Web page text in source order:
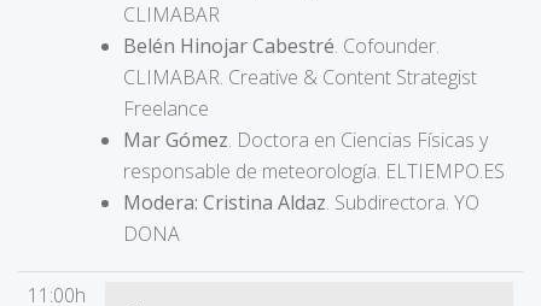
CLIMABAR
Belén Hinojar Cabestré. Cofounder.
CLIMABAR. Creative & Content Strategist
Freelance
Mar Gómez. Doctora en Ciencias Físicas y
responsable de meteorología. ELTIEMPO.ES
Modera: Cristina Aldaz. Subdirectora. YO
DONA
11:00h